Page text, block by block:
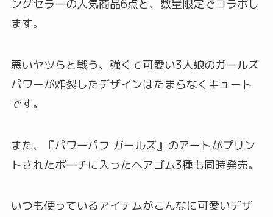
ングセラーの人気商品6点と、数量限定でコラボし
ます。
悪いヤツらと戦う、強くて可愛い3人娘のガールズ
パワーが炸裂したデザインはたまらなくキュート
です。
また、『パワーパフ ガールズ』のアートがプリン
トされたポーチに入ったヘアゴム3種も同時発売。
いつも使っているアイテムがこんなに可愛いデザ